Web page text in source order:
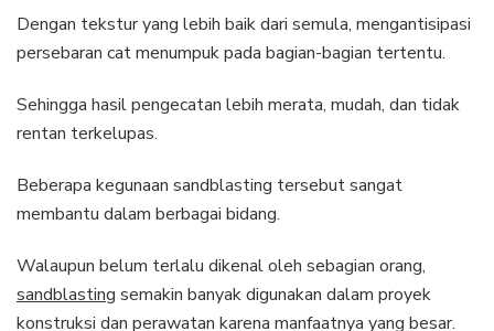
Dengan tekstur yang lebih baik dari semula, mengantisipasi
persebaran cat menumpuk pada bagian-bagian tertentu.
Sehingga hasil pengecatan lebih merata, mudah, dan tidak
rentan terkelupas.
Beberapa kegunaan sandblasting tersebut sangat
membantu dalam berbagai bidang.
Walaupun belum terlalu dikenal oleh sebagian orang,
sandblasting semakin banyak digunakan dalam proyek
konstruksi dan perawatan karena manfaatnya yang besar.